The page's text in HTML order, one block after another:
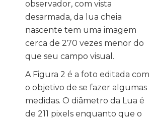
observador, com vista
desarmada, da lua cheia
nascente tem uma imagem
cerca de 270 vezes menor do
que seu campo visual.
A Figura 2 é a foto editada com
o objetivo de se fazer algumas
medidas. O diâmetro da Lua é
de 211 pixels enquanto que o